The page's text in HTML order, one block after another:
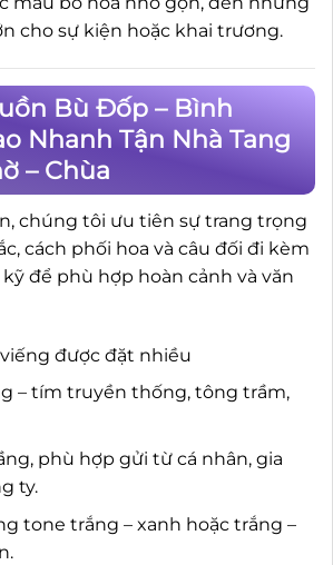
cho sự kiện hoặc khai trương.
Bù Đốp – Bình
Nhanh Tận Nhà Tang
– Chùa
chúng tôi ưu tiên sự trang trọng
cách phối hoa và câu đối đi kèm
để phù hợp hoàn cảnh và văn
được đặt nhiều
– tím truyền thống, tông trầm,
phù hợp gửi từ cá nhân, gia
ty.
tone trắng – xanh hoặc trắng –